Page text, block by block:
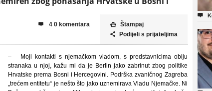
 Štampaj
 Podijeli s prijateljima
 4 0 komentara
– Moji kontakti s njemačkom vladom, s predstavnicima obiju
stranaka u njoj, kažu mi da je Berlin jako zabrinut zbog politike
Hrvatske prema Bosni i Hercegovini. Podrška zvaničnog Zagreba
„trećem entitetu“ je nešto što jako uznemirava Vladu Njemačke. Ni
